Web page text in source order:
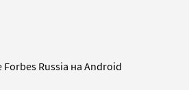
Russia на Android